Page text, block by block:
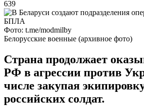
639
Фото: t.me/modmilby
Белорусские военные (архивное фото)
Страна продолжает
РФ в агрессии против
числе закупая
российских солдат.